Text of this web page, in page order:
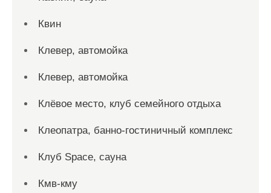
Квин
Клевер, автомойка
Клевер, автомойка
Клёвое место, клуб семейного отдыха
Клеопатра, банно-гостиничный комплекс
Клуб Space, сауна
Кмв-кму